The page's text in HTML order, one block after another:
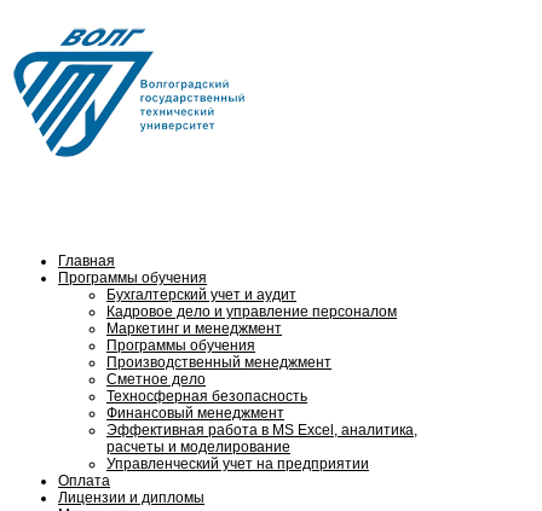
Главная
Программы обучения
Бухгалтерский учет и аудит
Кадровое дело и управление персоналом
Маркетинг и менеджмент
Программы обучения
Производственный менеджмент
Сметное дело
Техносферная безопасность
Финансовый менеджмент
Эффективная работа в MS Excel, аналитика,
расчеты и моделирование
Управленческий учет на предприятии
Оплата
Лицензии и дипломы